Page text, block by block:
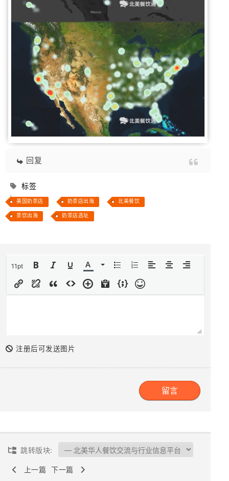
回复
标签
美国奶茶店 奶茶店出海 北美餐饮
茶饮出海 奶茶店选址
11pt
注册后可发送图片
跳转版块:
上一篇 下一篇